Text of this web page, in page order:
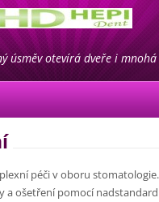
úsměv otevírá dveře i mnohá
péči v oboru
a ošetření pomocí